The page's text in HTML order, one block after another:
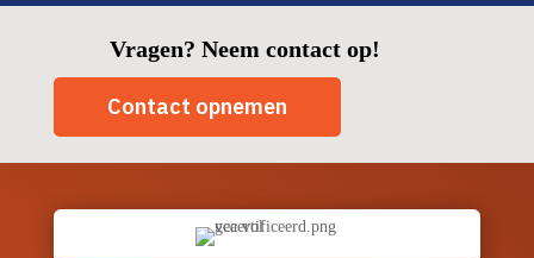
Vragen? Neem contact op!
Contact opnemen